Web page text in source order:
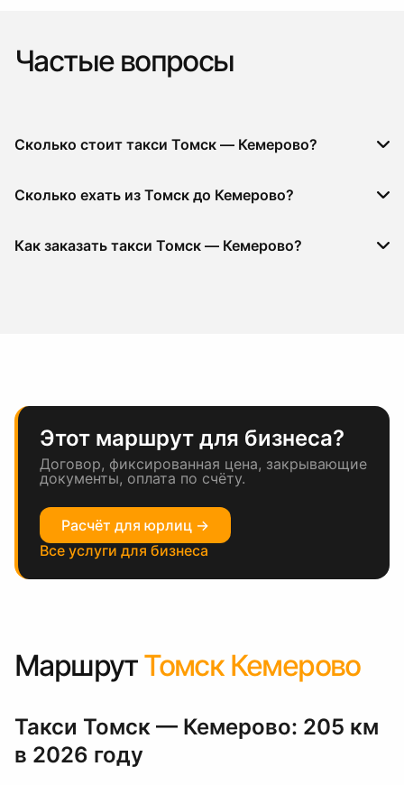
Частые вопросы
Сколько стоит такси Томск — Кемерово?
Сколько ехать из Томск до Кемерово?
Как заказать такси Томск — Кемерово?
Этот маршрут для бизнеса?
Договор, фиксированная цена, закрывающие
документы, оплата по счёту.
Расчёт для юрлиц →
Все услуги для бизнеса
МаршрутТомск Кемерово
Такси Томск — Кемерово: 205 км
в 2026 году